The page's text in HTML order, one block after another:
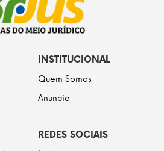
INSTITUCIONAL
Quem Somos
Anuncie
REDES SOCIAIS